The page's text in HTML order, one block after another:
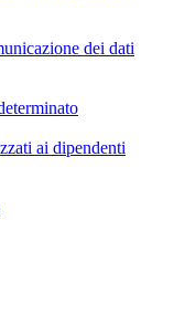
dei dati
ai dipendenti